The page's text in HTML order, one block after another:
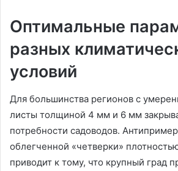
Оптимальные
разных
условий
Для большинства регионов с
листы толщиной 4 мм и 6 мм
потребности садоводов.
облегченной «четверки»
приводит к тому, что крупный град